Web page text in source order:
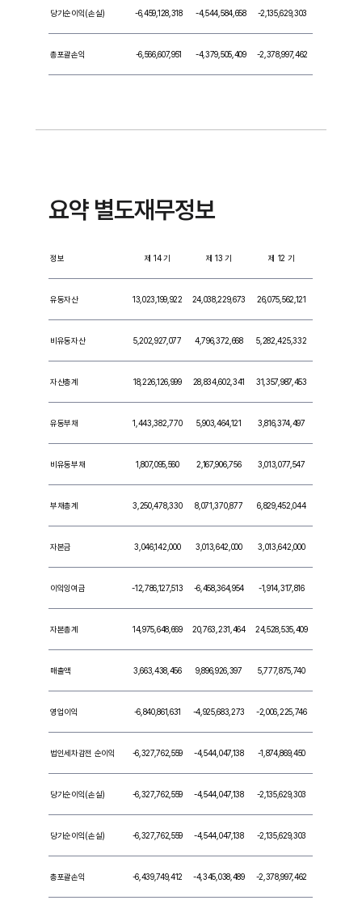
당기순이익(손실) -6,459,128,318 -4,544,584,658 -2,135,629,303
총포괄손익 -6,566,607,951 -4,379,505,409 -2,378,997,462
요약 별도재무정보
정보 제 14 기 제 13 기 제 12 기
유동자산 13,023,199,922 24,038,229,673 26,075,562,121
비유동자산 5,202,927,077 4,796,372,668 5,282,425,332
자산총계 18,226,126,999 28,834,602,341 31,357,987,453
유동부채 1,443,382,770 5,903,464,121 3,816,374,497
비유동부채 1,807,095,560 2,167,906,756 3,013,077,547
부채총계 3,250,478,330 8,071,370,877 6,829,452,044
자본금 3,046,142,000 3,013,642,000 3,013,642,000
이익잉여금 -12,786,127,513 -6,458,364,954 -1,914,317,816
자본총계 14,975,648,669 20,763,231,464 24,528,535,409
매출액 3,663,438,456 9,896,926,397 5,777,875,740
영업이익 -6,840,861,631 -4,925,683,273 -2,006,225,746
법인세차감전 순이익 -6,327,762,559 -4,544,047,138 -1,874,869,450
당기순이익(손실) -6,327,762,559 -4,544,047,138 -2,135,629,303
당기순이익(손실) -6,327,762,559 -4,544,047,138 -2,135,629,303
총포괄손익 -6,439,749,412 -4,345,038,489 -2,378,997,462